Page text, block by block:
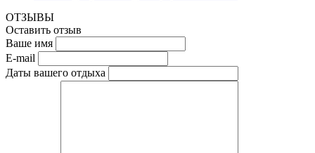
ОТЗЫВЫ
Оставить отзыв
Ваше имя
E-mail
Даты вашего отдыха